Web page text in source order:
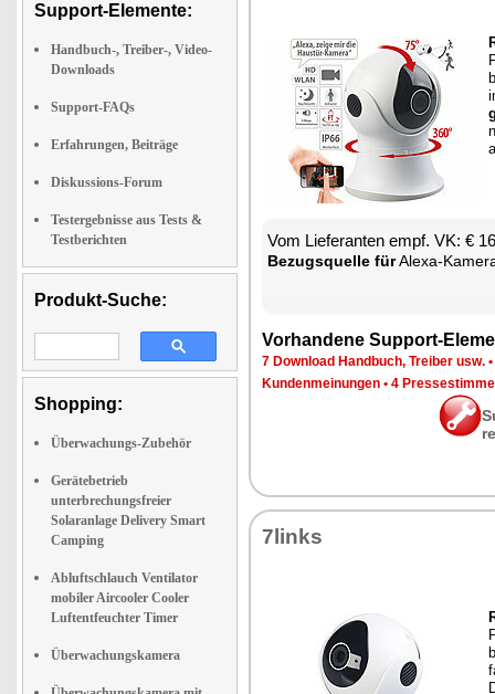
Support-Elemente:
Handbuch-, Treiber-, Video-
Downloads
Support-FAQs
Erfahrungen, Beiträge
Diskussions-Forum
Testergebnisse aus Tests &
Testberichten
Produkt-Suche:
Shopping:
Überwachungs-Zubehör
Gerätebetrieb
unterbrechungsfreier
Solaranlage Delivery Smart
Camping
Abluftschlauch Ventilator
mobiler Aircooler Cooler
Luftentfeuchter Timer
Überwachungskamera
Vom Lie­fe­ran­ten empf. VK: €
Be­zugs­quel­le fürAle­xa-
Vor­han­de­ne Sup­port-
7 Down­load Hand­buch, Trei­ber usw. •
Kun­den­mei­nun­gen • 4
7links